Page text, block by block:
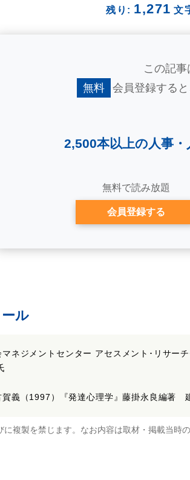
残り: 1,271 文
この記事
無料
会員登録すると
2,500本以上の人事・
無料で読み放題
会員登録する
ル
マネジメントセンター アセスメント･リサー
賀義（1997）『発達心理学』藤掛永良編著
複製を禁じます。なお内容は取材・掲載当時の